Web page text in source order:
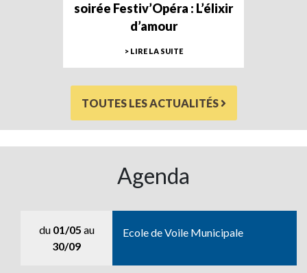
soirée Festiv’Opéra : L’élixir
d’amour
> LIRE LA SUITE
TOUTES LES ACTUALITÉS
Agenda
du 01/05 au
30/09
Ecole de Voile Municipale